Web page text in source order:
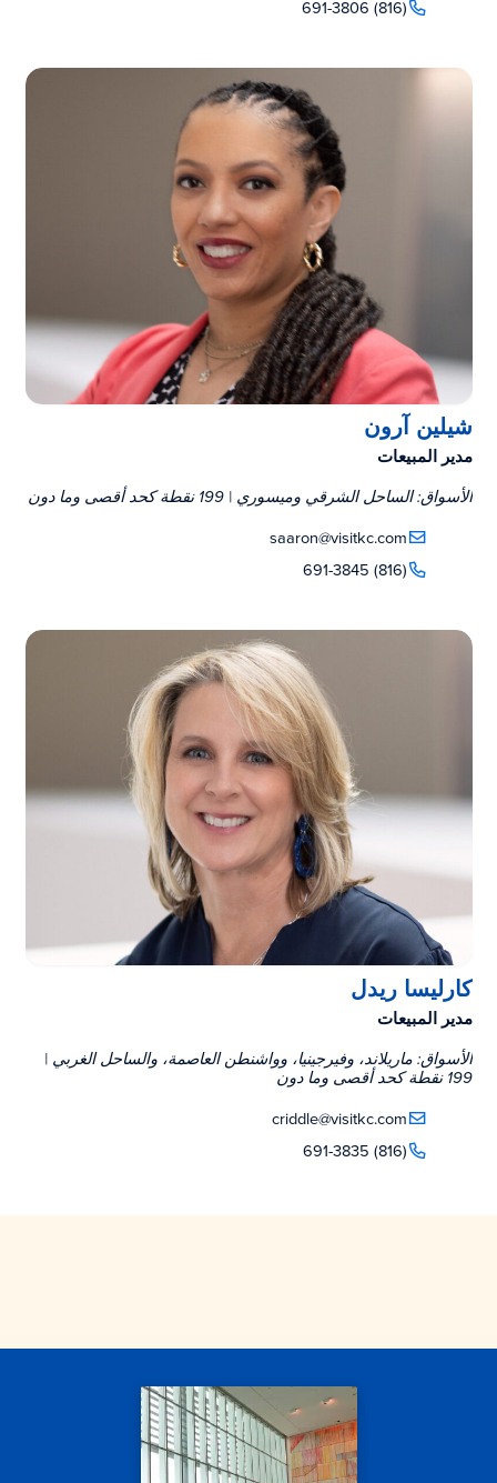
(816) 691-3806
شيلين آرون
مدير المبيعات
الأسواق: الساحل الشرقي وميسوري | 199 نقطة كحد أقصى وما دون
saaron@visitkc.com
(816) 691-3845
كارليسا ريدل
مدير المبيعات
الأسواق: ماريلاند، وفيرجينيا، وواشنطن العاصمة، والساحل الغربي |
199 نقطة كحد أقصى وما دون
criddle@visitkc.com
(816) 691-3835